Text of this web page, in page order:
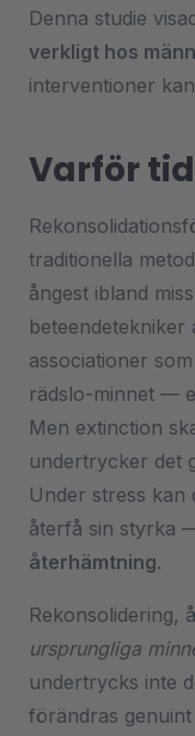
Denna studie
verkligt hos
interventioner
Varför
traditionella
ångest ibland
associationer
rädslo-minnet —
Men extinction
undertrycker det
Under stress kan
återfå sin styrka
återhämtning.
Rekonsolidering,
ursprungliga
undertrycks inte
förändras